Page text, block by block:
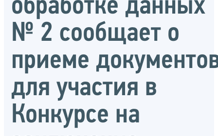
обработке данных
№ 2 сообщает о
приеме
для участия в
Конкурсе на